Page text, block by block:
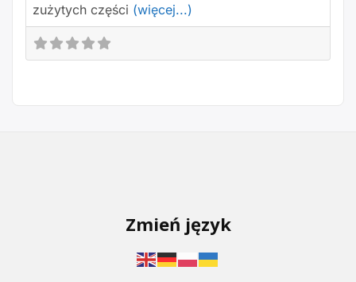
zużytych części (więcej...)
Zmień język